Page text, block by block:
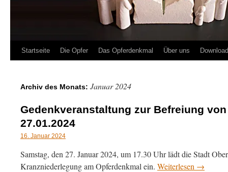
Zum
springen
Startseite Die Opfer Das Opferdenkmal Über uns
Archiv des Monats: Januar 2024
Gedenkveranstaltung zur Befreiung
27.01.2024
16. Januar 2024
Samstag, den 27. Januar 2024, um 17.30 Uhr lädt die Stadt
Kranzniederlegung am Opferdenkmal ein. Weiterlesen →